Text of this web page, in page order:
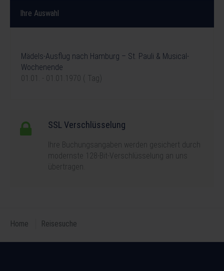
Ihre Auswahl
Mädels-Ausflug nach Hamburg – St. Pauli & Musical-
Wochenende
01.01. - 01.01.1970 ( Tag)
SSL Verschlüsselung
Ihre Buchungsangaben werden gesichert durch
modernste 128-Bit-Verschlüsselung an uns
übertragen.
Home Reisesuche